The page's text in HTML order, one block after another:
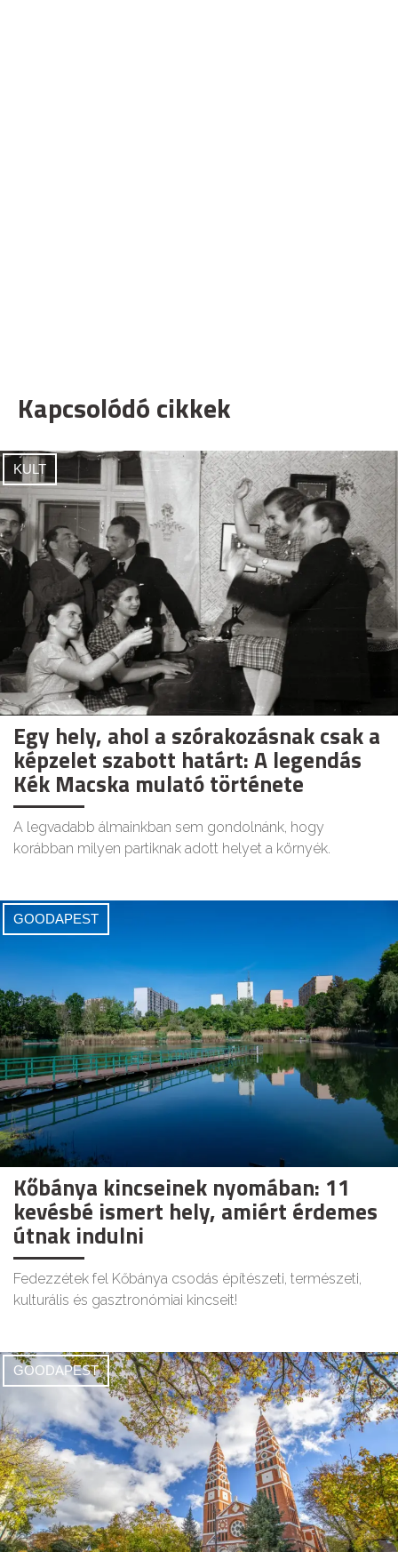
Kapcsolódó cikkek
KULT
Egy hely, ahol a szórakozásnak csak a
képzelet szabott határt: A legendás
Kék Macska mulató története
A legvadabb álmainkban sem gondolnánk, hogy
korábban milyen partiknak adott helyet a környék.
GOODAPEST
Kőbánya kincseinek nyomában: 11
kevésbé ismert hely, amiért érdemes
útnak indulni
Fedezzétek fel Kőbánya csodás építészeti, természeti,
kulturális és gasztronómiai kincseit!
GOODAPEST